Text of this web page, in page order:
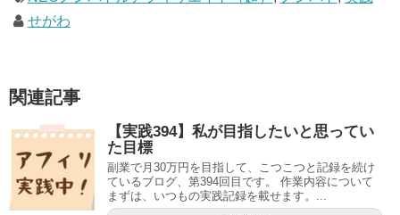
せがわ
関連記事
【実践394】私が目指したいと思ってい
た目標
副業で月30万円を目指して、こつこつと記録を続け
ているブログ、第394回目です。 作業内容について
まずは、いつもの実践記録を載せます。...